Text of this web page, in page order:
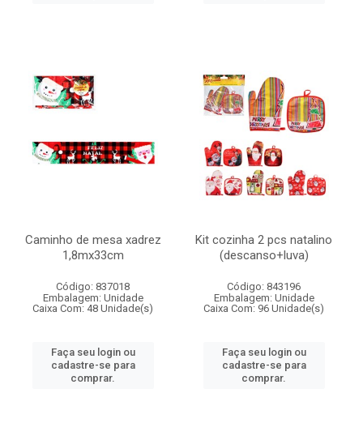
Caminho de mesa xadrez
1,8mx33cm
Código: 837018
Embalagem: Unidade
Caixa Com: 48 Unidade(s)
Faça seu login ou
cadastre-se para
comprar.
Kit cozinha 2 pcs natalino
(descanso+luva)
Código: 843196
Embalagem: Unidade
Caixa Com: 96 Unidade(s)
Faça seu login ou
cadastre-se para
comprar.